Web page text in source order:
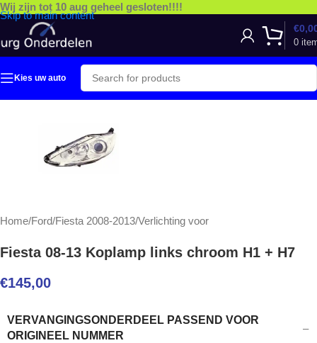
Skip to main content
Wij zijn tot 10 aug geheel gesloten!!!!
0
€
Kies uw auto
Home/Ford/Fiesta 2008-2013/Verlichting voor
Fiesta 08-13 Koplamp links chroom H1 + H7
€145,00
VERVANGINGSONDERDEEL PASSEND VOOR
ORIGINEEL NUMMER
–